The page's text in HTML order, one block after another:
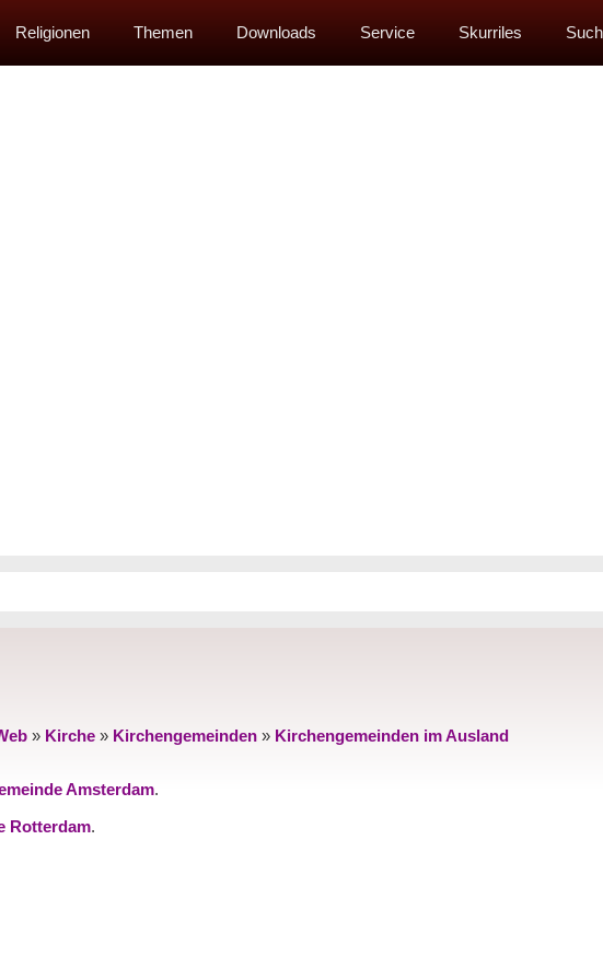
Religionen Themen Downloads Service Skurriles
» Kirche » Kirchengemeinden » Kirchengemeinden im Ausland
Amsterdam.
Rotterdam.